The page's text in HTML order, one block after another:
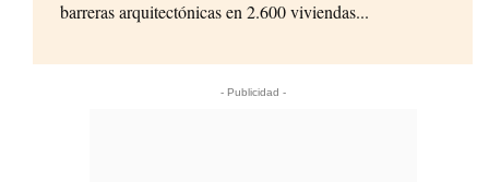
barreras arquitectónicas en 2.600 viviendas...
- Publicidad -